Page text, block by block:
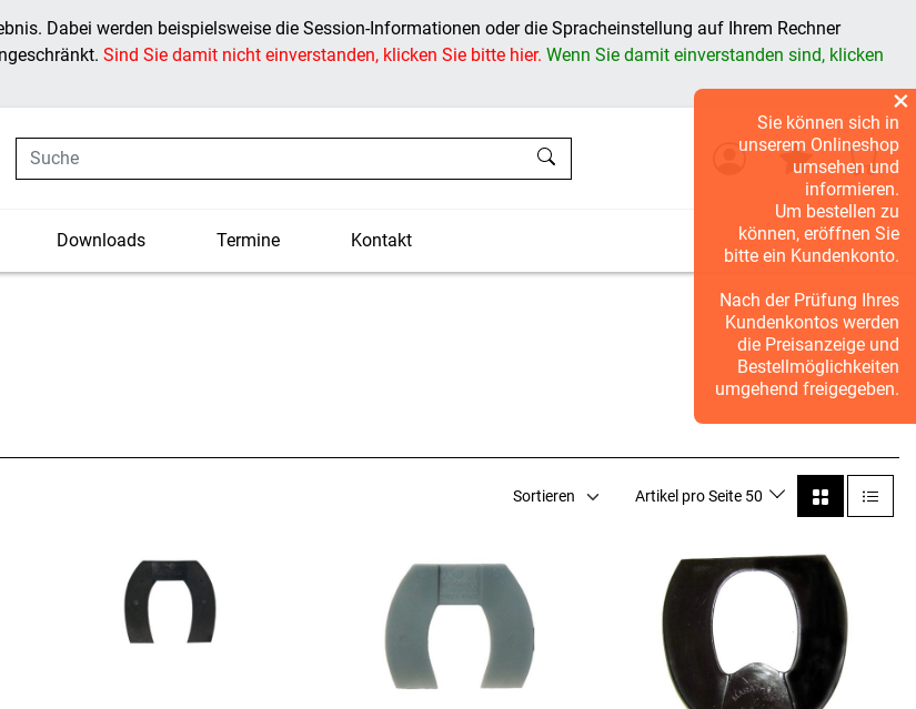
Dabei werden beispielsweise die Session-Informationen oder die Spracheinstellung auf Ihrem Rechner
Sind Sie damit nicht einverstanden, klicken Sie bitte hier. Wenn Sie damit einverstanden sind, klicken
Suche
Downloads Termine Kontakt
Sortieren Artikel pro Seite 50
×
Sie können sich in
unserem Onlineshop
umsehen und
informieren.
Um bestellen zu
können, eröffnen Sie
bitte ein Kundenkonto.
Nach der Prüfung Ihres
Kundenkontos werden
die Preisanzeige und
Bestellmöglichkeiten
umgehend freigegeben.